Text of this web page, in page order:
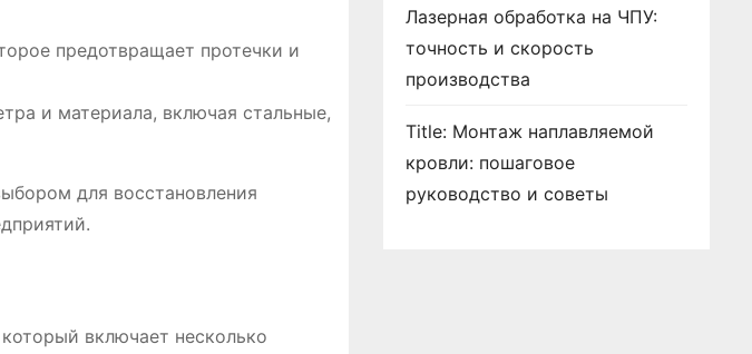
предотвращает протечки и
и материала, включая стальные,
для восстановления
включает несколько
Лазерная обработка на ЧПУ:
точность и скорость
производства
Title: Монтаж наплавляемой
кровли: пошаговое
руководство и советы